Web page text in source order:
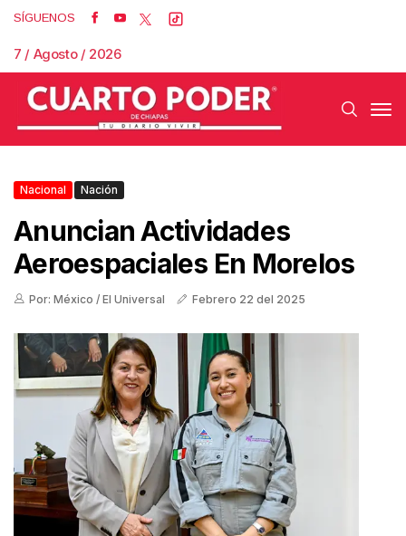
SÍGUENOS
7 / Agosto / 2026
Nacional Nación
Anuncian Actividades
Aeroespaciales En Morelos
Por: México / El Universal Febrero 22 del 2025